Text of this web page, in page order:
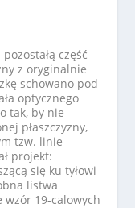
część
z oryginalnie
schowano pod
optycznego
tak, by nie
płaszczyzny,
tzw. linie
projekt:
się ku tyłowi
listwa
wzór 19-calowych